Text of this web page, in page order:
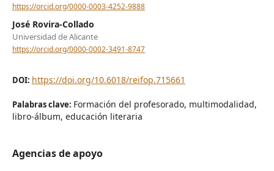
https://orcid.org/0000-0003-4252-9888
José Rovira-Collado
Universidad de Alicante
https://orcid.org/0000-0002-3491-8747
DOI: https://doi.org/10.6018/reifop.715661
Palabras clave: Formación del profesorado, multimodalidad,
libro-álbum, educación literaria
Agencias de apoyo